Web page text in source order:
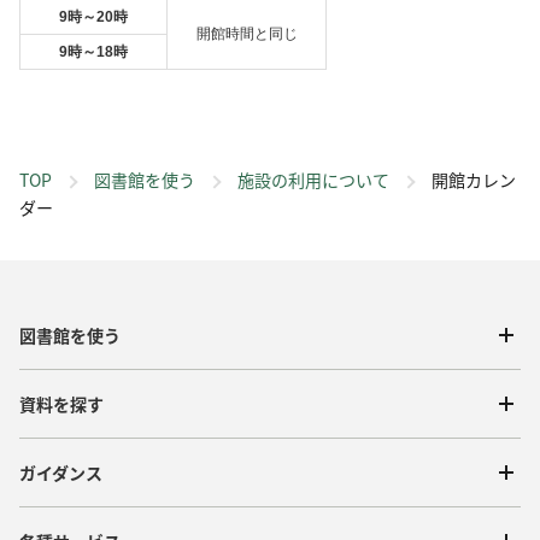
TOP 図書館を使う 施設の利用について
開館カレン
ダー
9時～20時
開館時間と同じ
9時～18時
図書館を使う
資料を探す
ガイダンス